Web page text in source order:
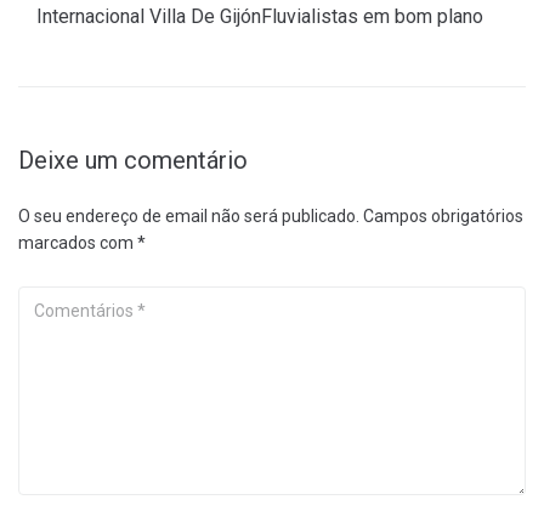
Internacional Villa De GijónFluvialistas em bom plano
Deixe um comentário
O seu endereço de email não será publicado. Campos obrigatórios
marcados com *